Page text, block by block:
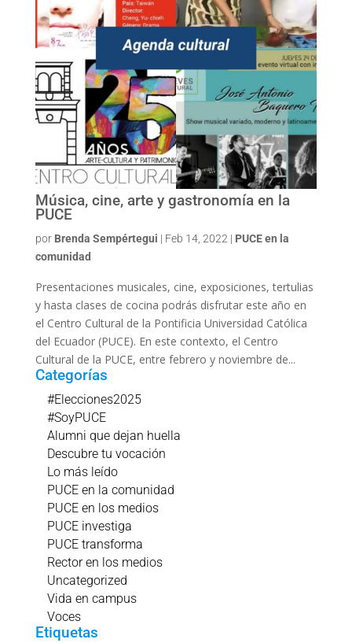
Música, cine, arte y gastronomía en la
PUCE
por Brenda Sempértegui | Feb 14, 2022 | PUCE en la
comunidad
Presentaciones musicales, cine, exposiciones, tertulias
y hasta clases de cocina podrás disfrutar este año en
el Centro Cultural de la Pontificia Universidad Católica
del Ecuador (PUCE). En este contexto, el Centro
Cultural de la PUCE, entre febrero y noviembre de...
Categorías
#Elecciones2025
#SoyPUCE
Alumni que dejan huella
Descubre tu vocación
Lo más leído
PUCE en la comunidad
PUCE en los medios
PUCE investiga
PUCE transforma
Rector en los medios
Uncategorized
Vida en campus
Voces
Etiquetas